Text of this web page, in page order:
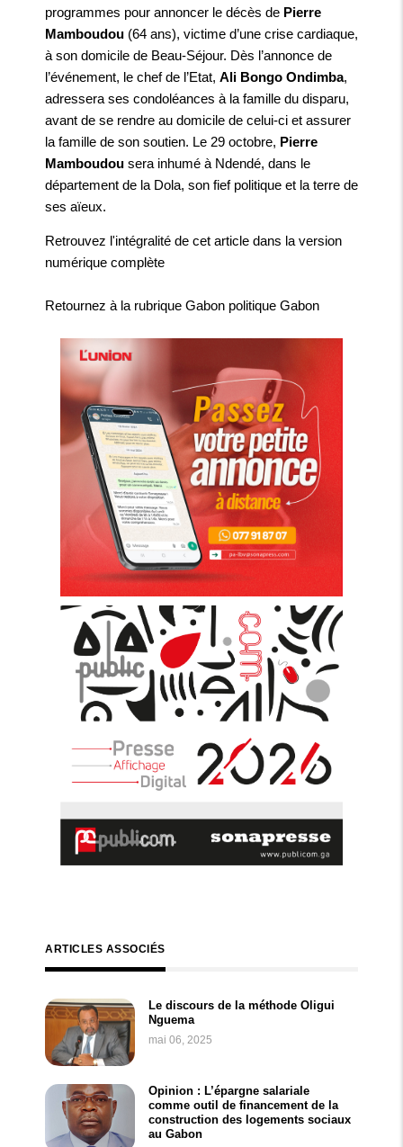
programmes pour annoncer le décès de Pierre
Mamboudou (64 ans), victime d’une crise cardiaque,
à son domicile de Beau-Séjour. Dès l’annonce de
l’événement, le chef de l’Etat, Ali Bongo Ondimba,
adressera ses condoléances à la famille du disparu,
avant de se rendre au domicile de celui-ci et assurer
la famille de son soutien. Le 29 octobre, Pierre
Mamboudou sera inhumé à Ndendé, dans le
département de la Dola, son fief politique et la terre de
ses aïeux.
Retrouvez l'intégralité de cet article dans la version
numérique complète
Retournez à la rubrique Gabon politique Gabon
ARTICLES ASSOCIÉS
Le discours de la méthode Oligui
Nguema
mai 06, 2025
Opinion : L’épargne salariale
comme outil de financement de la
construction des logements sociaux
au Gabon